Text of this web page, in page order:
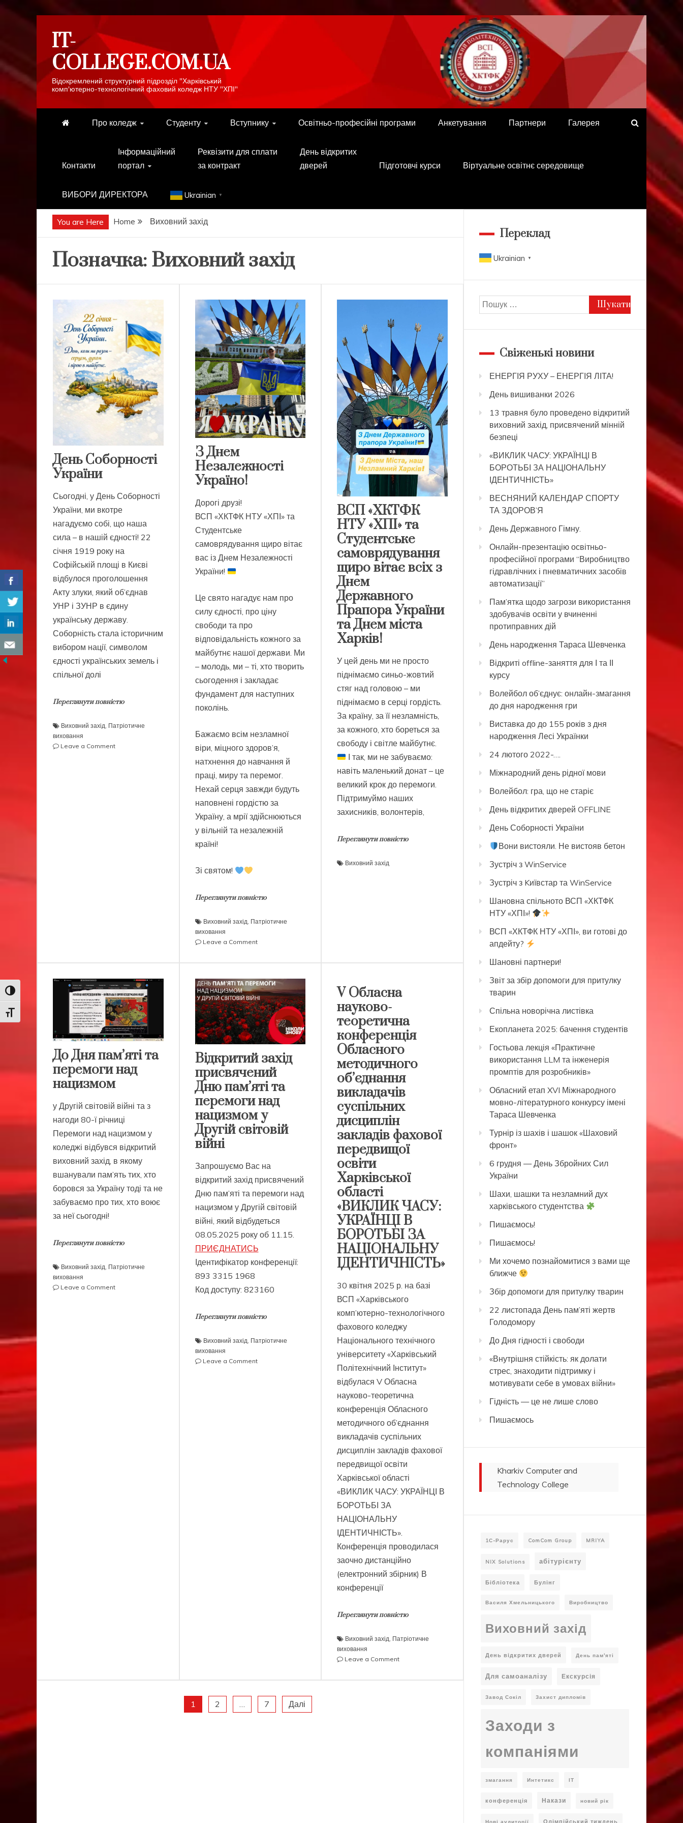
Toggle High Contrast
Toggle Font size
contentIT-
COLLEGE.COM.UA
Відокремлений структурний підрозділ "Харківський
комп'ютерно-технологічний фаховий коледж НТУ "ХПІ"
Про коледж Студенту Вступнику Освітньо-професійні програми Анкетування Партнери Галерея
Контакти
Інформаційний
портал
Реквізити для сплати
за контракт
День відкритих
дверей
Підготовчі курси Віртуальне освітнє середовище
ВИБОРИ ДИРЕКТОРА Ukrainian ▼
You are Here Home Виховний захід
Позначка: Виховний захід
День Соборності
України
Сьогодні, у День Соборності
України, ми вкотре
нагадуємо собі, що наша
сила – в нашій єдності! 22
січня 1919 року на
Софійській площі в Києві
відбулося проголошення
Акту злуки, який об’єднав
УНР і ЗУНР в єдину
українську державу.
Соборність стала історичним
вибором нації, символом
єдності українських земель і
спільної долі
Переглянути повністю
Виховний захід, Патріотичне
виховання
Leave a Commenton
З Днем
Незалежності
Україно!
Дорогі друзі!
ВСП «ХКТФК НТУ «ХПІ» та
Студентське
самоврядування щиро вітає
вас із Днем Незалежності
України!
Це свято нагадує нам про
силу єдності, про ціну
свободи та про
відповідальність кожного за
майбутнє нашої держави. Ми
– молодь, ми – ті, хто творить
сьогодення і закладає
фундамент для наступних
поколінь.
Бажаємо всім незламної
віри, міцного здоров’я,
натхнення до навчання й
праці, миру та перемог.
Нехай серця завжди будуть
наповнені гордістю за
Україну, а мрії здійснюються
у вільній та незалежній
країні!
Зі святом!
Переглянути повністю
Виховний захід, Патріотичне
виховання
Leave a Commenton
Днем
Україно!
ВСП «ХКТФК
НТУ «ХПІ» та
Студентське
самоврядування
щиро вітає всіх з
Днем
Державного
Прапора України
та Днем міста
Харків!
У цей день ми не просто
піднімаємо синьо-жовтий
стяг над головою – ми
піднімаємо в серці гордість.
За країну, за її незламність,
за кожного, хто бореться за
свободу і світле майбутнє.
І так, ми не забуваємо:
навіть маленький донат – це
великий крок до перемоги.
Підтримуймо наших
захисників, волонтерів,
Переглянути повністю
Виховний захід
До Дня пам’яті та
перемоги над
нацизмом
у Другій світовій війні та з
нагоди 80-ї річниці
Перемоги над нацизмом у
коледжі відбувся відкритий
виховний захід, в якому
вшанували пам’ять тих, хто
боровся за Україну тоді та не
забуваємо про тих, хто воює
за неї сьогодні!
Переглянути повністю
Виховний захід Патріотичне
виховання
Leave a Commenton
Відкритий захід
присвячений
Дню пам’яті та
перемоги над
нацизмом у
Другій світовій
війні
Запрошуємо Вас на
відкритий захід присвячений
Дню пам’яті та перемоги над
нацизмом у Другій світовій
війні, який відбудеться
08.05.2025 року об 11.15.
ПРИЄДНАТИСЬ
Ідентифікатор конференції:
893 3315 1968
Код доступу: 823160
Переглянути повністю
Виховний захід Патріотичне
виховання
Leave a Commenton
V Обласна
науково-
теоретична
конференція
Обласного
методичного
об’єднання
викладачів
суспільних
дисциплін
закладів фахової
передвищої
освіти
Харківської
області
«ВИКЛИК ЧАСУ:
УКРАЇНЦІ В
БОРОТЬБІ ЗА
НАЦІОНАЛЬНУ
ІДЕНТИЧНІСТЬ»
30 квітня 2025 р. на базі
ВСП «Харківського
комп’ютерно-технологічного
фахового коледжу
Національного технічного
університету «Харківський
Політехнічний Інститут»
відбулася V Обласна
науково-теоретична
конференція Обласного
методичного об’єднання
викладачів суспільних
дисциплін закладів фахової
передвищої освіти
Харківської області
«ВИКЛИК ЧАСУ: УКРАЇНЦІ В
БОРОТЬБІ ЗА
НАЦІОНАЛЬНУ
ІДЕНТИЧНІСТЬ».
Конференція проводилася
заочно дистанційно
(електронний збірник) В
конференції
Переглянути повністю
Виховний захід, Патріотичне
виховання
Leave a Commenton
Обласна
1 2 … 7 Далі
Переклад
Ukrainian ▼
Пошук:
Свіженькі новини
ЕНЕРГІЯ РУХУ – ЕНЕРГІЯ ЛІТА!
День вишиванки 2026
13 травня було проведено відкритий
виховний захід, присвячений мінній
безпеці
«ВИКЛИК ЧАСУ: УКРАЇНЦІ В
БОРОТЬБІ ЗА НАЦІОНАЛЬНУ
ІДЕНТИЧНІСТЬ»
ВЕСНЯНИЙ КАЛЕНДАР СПОРТУ
ТА ЗДОРОВ’Я
День Державного Гімну.
Онлайн-презентацію освітньо-
професійної програми “Виробництво
гідравлічних і пневматичних засобів
автоматизації”
Пам’ятка щодо загрози використання
здобувачів освіти у вчиненні
протиправних дій
День народження Тараса Шевченка
Відкриті offline-заняття для І та ІІ
курсу
Волейбол об’єднує: онлайн-змагання
до дня народження гри
Виставка до до 155 років з дня
народження Лесі Українки
24 лютого 2022-….
Міжнародний день рідної мови
Волейбол: гра, що не старіє
День відкритих дверей OFFLINE
День Соборності України
Вони вистояли. Не вистояв бетон
Зустріч з WinService
Зустріч з Kиївстар та WinService
Шановна спільното ВСП «ХКТФК
НТУ «ХПІ»!
ВСП «ХКТФК НТУ «ХПІ», ви готові до
апдейту?
Шановні партнери!
Звіт за збір допомоги для притулку
тварин
Спільна новорічна листівка
Екопланета 2025: бачення студентів
Гостьова лекція «Практичне
використання LLM та інженерія
промптів для розробників»
Обласний етап XVI Міжнародного
мовно-літературного конкурсу імені
Тараса Шевченка
Турнір із шахів і шашок «Шаховий
фронт»
6 грудня — День Збройних Сил
України
Шахи, шашки та незламний дух
харківського студентства
Пишаємось!
Пишаємось!
Ми хочемо познайомитися з вами ще
ближче
Збір допомоги для притулку тварин
22 листопада День пам’яті жертв
Голодомору
До Дня гідності і свободи
«Внутрішня стійкість: як долати
стрес, знаходити підтримку і
мотивувати себе в умовах війни»
Гідність — це не лише слово
Пишаємось
Kharkiv Computer and
Technology College
1С-Рарус ComCom Group MRIYA
NIX Solutions абітурієнту
Бібліотека Булінг
Василя Хмельницького Виробництво
Виховний захід
День відкритих дверей День пам'яті
Для самоаналізу Екскурсія
Завод Сокіл Захист дипломів
Заходи з
компаніями
змагання Интетикс ІТ
конференція Накази новий рік
Олімпійський тиждень